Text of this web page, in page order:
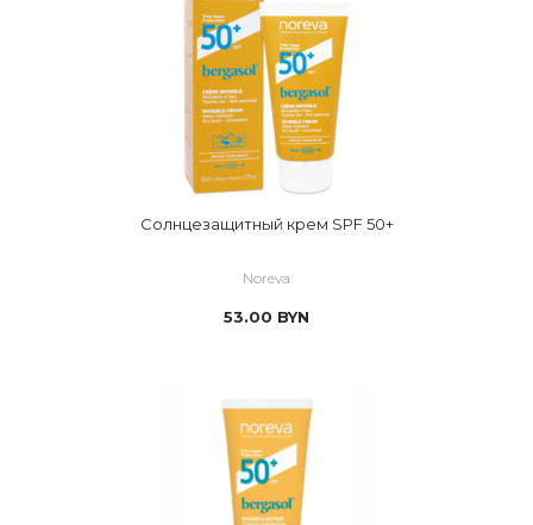
Солнцезащитный крем SPF 50+
Noreva
53.00 BYN